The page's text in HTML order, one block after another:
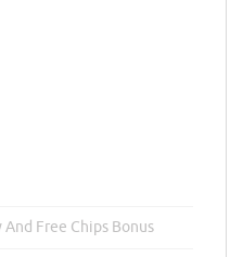
Free Chips Bonus